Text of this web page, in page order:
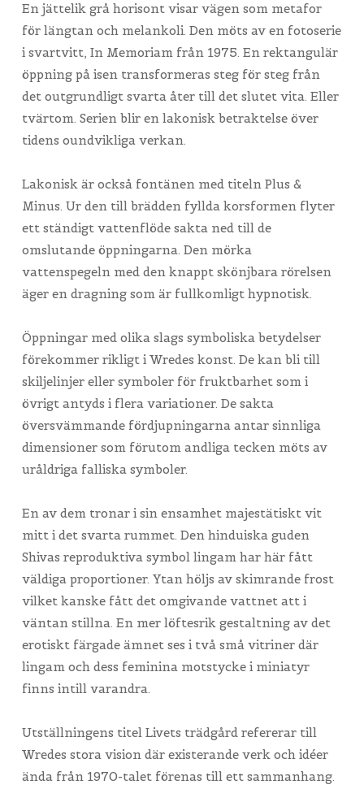
En jättelik grå horisont visar vägen som metafor
för längtan och melankoli. Den möts av en fotoserie
i svartvitt, In Memoriam från 1975. En rektangulär
öppning på isen transformeras steg för steg från
det outgrundligt svarta åter till det slutet vita. Eller
tvärtom. Serien blir en lakonisk betraktelse över
tidens oundvikliga verkan.
Lakonisk är också fontänen med titeln Plus &
Minus. Ur den till brädden fyllda korsformen flyter
ett ständigt vattenflöde sakta ned till de
omslutande öppningarna. Den mörka
vattenspegeln med den knappt skönjbara rörelsen
äger en dragning som är fullkomligt hypnotisk.
Öppningar med olika slags symboliska betydelser
förekommer rikligt i Wredes konst. De kan bli till
skiljelinjer eller symboler för fruktbarhet som i
övrigt antyds i flera variationer. De sakta
översvämmande fördjupningarna antar sinnliga
dimensioner som förutom andliga tecken möts av
uråldriga falliska symboler.
En av dem tronar i sin ensamhet majestätiskt vit
mitt i det svarta rummet. Den hinduiska guden
Shivas reproduktiva symbol lingam har här fått
väldiga proportioner. Ytan höljs av skimrande frost
vilket kanske fått det omgivande vattnet att i
väntan stillna. En mer löftesrik gestaltning av det
erotiskt färgade ämnet ses i två små vitriner där
lingam och dess feminina motstycke i miniatyr
finns intill varandra.
Utställningens titel Livets trädgård refererar till
Wredes stora vision där existerande verk och idéer
ända från 1970-talet förenas till ett sammanhang.